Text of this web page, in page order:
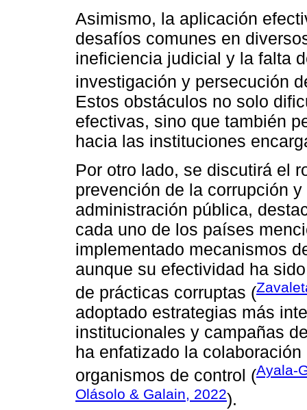
Asimismo, la aplicación
desafíos comunes en
ineficiencia judicial y la falta
investigación y persecución
Estos obstáculos no solo
efectivas, sino que también
hacia las instituciones
Por otro lado, se discutirá el
prevención de la corrupción
administración pública,
cada uno de los países
implementado mecanismos
aunque su efectividad ha
de prácticas corruptas (
adoptado estrategias más
institucionales y campañas
ha enfatizado la
organismos de control (Ayala-
Olásolo & Galain, 2022).